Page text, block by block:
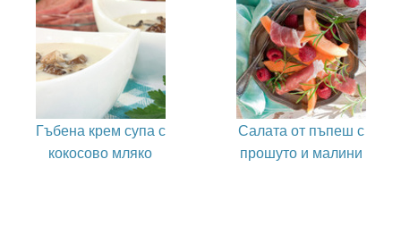
Гъбена крем супа с
кокосово мляко
Салата от пъпеш с
прошуто и малини